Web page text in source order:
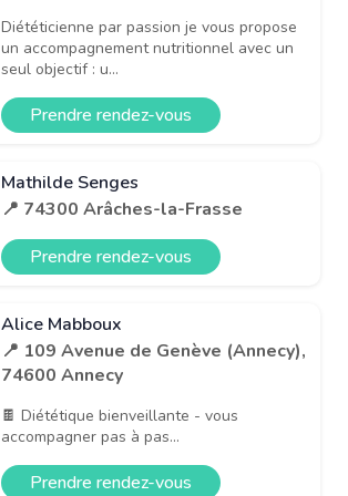
Diététicienne par passion je vous propose
un accompagnement nutritionnel avec un
seul objectif : u...
Prendre rendez-vous
Mathilde Senges
📍 74300 Arâches-la-Frasse
Prendre rendez-vous
Alice Mabboux
📍 109 Avenue de Genève (Annecy),
74600 Annecy
🍫 Diététique bienveillante - vous
accompagner pas à pas...
Prendre rendez-vous